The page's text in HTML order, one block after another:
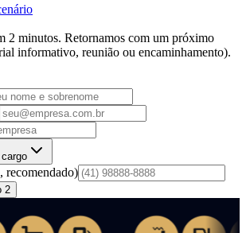
2 minutos. Retornamos com um próximo
informativo, reunião ou encaminhamento).
recomendado)
2